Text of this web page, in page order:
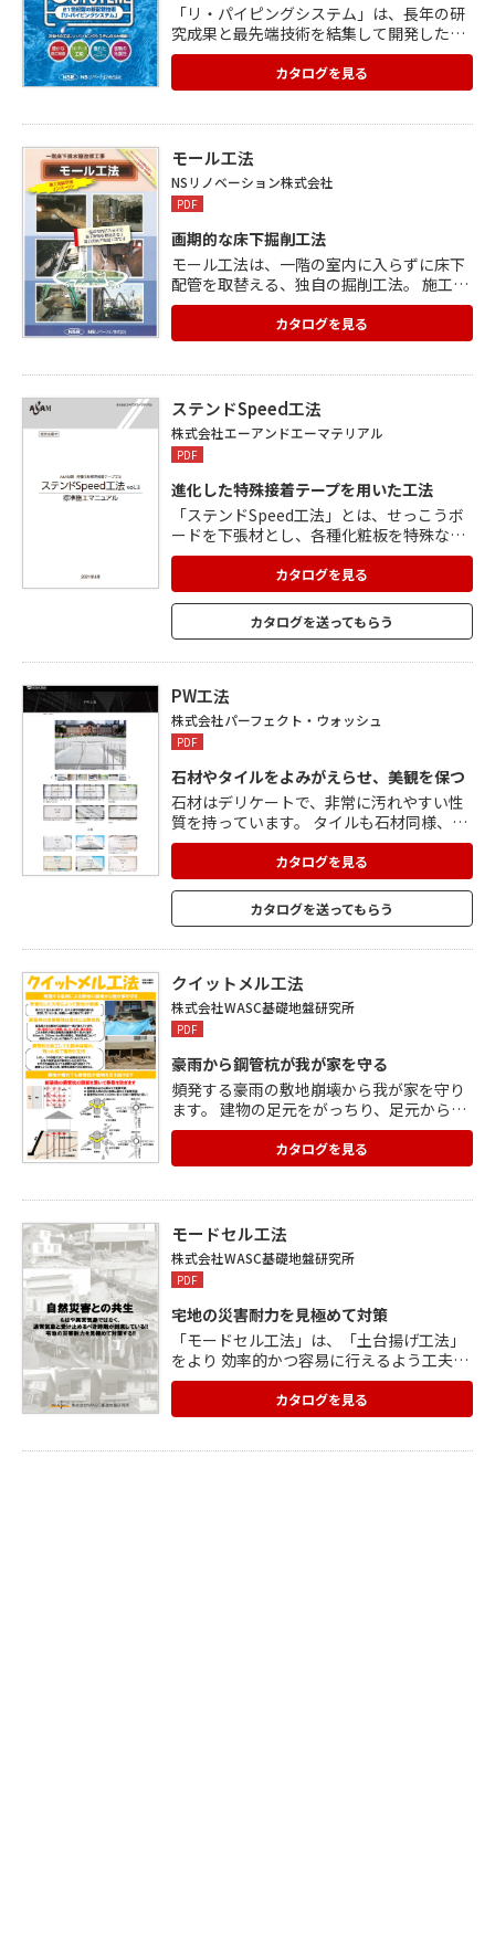
「リ・パイピングシステム」は、長年の研
究成果と最先端技術を結集して開発した、
画期的な新管取替工法。 あらゆる建物に適
応し、従来工法には多くのメリットを持っ
ています。 スピーディーな作業で現場工期
0%カット。 優れたコストパフォーマンス
で低コストを実現しました。 床下配管の引
替工事では、特殊地盤改良剤の注入によ
り、地盤の補強や耐震性等を考えて復旧。
カタログを見る
モール工法
NSリノベーション株式会社
PDF
画期的な床下掘削工法
モール工法は、一階の室内に入らずに床下
配管を取替える、独自の掘削工法。 施工実
績全国No.1を誇ります。 一階住宅の床コン
クリートを粉砕して開口する必要がないの
で、工事中でも住民の一時退避が不要。 屋
なく、工事後は掘削部に流動性地盤改良剤
を注入し完全に埋め戻すため、建物の強度
低下の心配もありません。
カタログを見る
ステンドSpeed工法
株式会社エーアンドエーマテリアル
PDF
進化した特殊接着テープを用いた工法
「ステンドSpeed工法」とは、せっこうボ
ードを下張材とし、各種化粧板を特殊な両
面テープのみで張り付ける接着工法。 内壁
だけでなく天井の施工も可能。 施工が簡単
で、施工スピードが格段にアップします。
弾性のある接着テープを使用するため、外
部からの衝撃・振動や、膨張・収縮といっ
す。
カタログを見る
カタログを送ってもらう
PW工法
株式会社パーフェクト・ウォッシュ
PDF
石材やタイルをよみがえらせ、美観を保つ
石材はデリケートで、非常に汚れやすい性
質を持っています。 タイルも石材同様、水
を吸い込み、さまざまな要因で汚れること
も多いのです。 独自開発の洗浄剤「パーフ
ェクトクリーナー」であらゆる石材やタイ
ルをよみがえらせ、コーティング剤「パー
フェクトコート」で美観の維持を可能にし
工」、「石材研磨施工」、「製品塗布施
工」、「PC-110(製品販売)」を掲載。
カタログを見る
カタログを送ってもらう
クイットメル工法
株式会社WASC基礎地盤研究所
PDF
豪雨から鋼管杭が我が家を守る
頻発する豪雨の敷地崩壊から我が家を守り
ます。 建物の足元をがっちり、足元から建
物を守ります。 新築時の鋼管杭の頭部をつ
ないで移動を防ぎます。 設置方法、仕組み
はカタログをご覧ください
カタログを見る
モードセル工法
株式会社WASC基礎地盤研究所
PDF
宅地の災害耐力を見極めて対策
「モードセル工法」は、「土台揚げ工法」
をより 効率的かつ容易に行えるよう工夫し
た工法です。 本工法専用の「モードセルア
ンカーボルト」を 新築時に組み込む事で、
従来工法で問題と なっている本来の基礎の
カタログを見る